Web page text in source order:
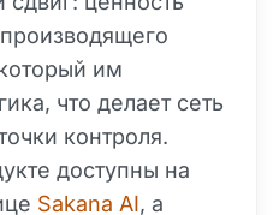
им
что делает сеть
контроля.
доступны на
Sakana AI, а